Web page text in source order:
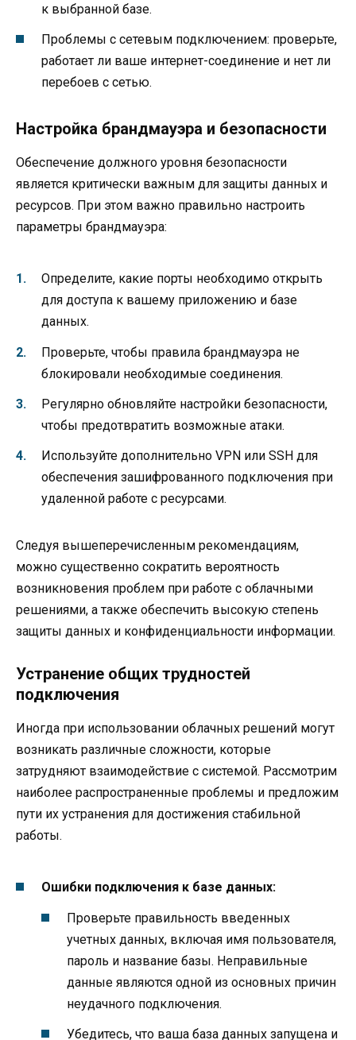
к выбранной базе.
Проблемы с сетевым подключением: проверьте,
работает ли ваше интернет-соединение и нет ли
перебоев с сетью.
Настройка брандмауэра и безопасности
Обеспечение должного уровня безопасности
является критически важным для защиты данных и
ресурсов. При этом важно правильно настроить
параметры брандмауэра:
Определите, какие порты необходимо открыть
для доступа к вашему приложению и базе
данных.
Проверьте, чтобы правила брандмауэра не
блокировали необходимые соединения.
Регулярно обновляйте настройки безопасности,
чтобы предотвратить возможные атаки.
Используйте дополнительно VPN или SSH для
обеспечения зашифрованного подключения при
удаленной работе с ресурсами.
Следуя вышеперечисленным рекомендациям,
можно существенно сократить вероятность
возникновения проблем при работе с облачными
решениями, а также обеспечить высокую степень
защиты данных и конфиденциальности информации.
Устранение общих трудностей
подключения
Иногда при использовании облачных решений могут
возникать различные сложности, которые
затрудняют взаимодействие с системой. Рассмотрим
наиболее распространенные проблемы и предложим
пути их устранения для достижения стабильной
работы.
Ошибки подключения к базе данных:
Проверьте правильность введенных
учетных данных, включая имя пользователя,
пароль и название базы. Неправильные
данные являются одной из основных причин
неудачного подключения.
Убедитесь, что ваша база данных запущена и